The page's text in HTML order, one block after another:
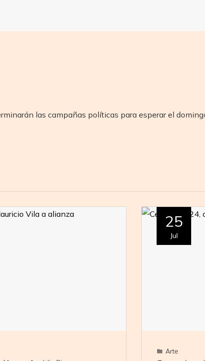
las campañas políticas para esperar el
25
Jul
Arte